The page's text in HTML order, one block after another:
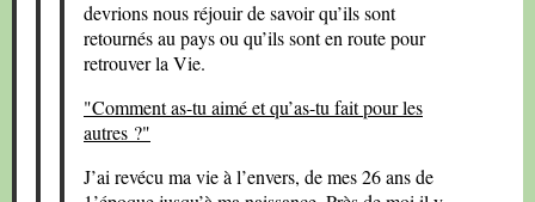
devrions nous réjouir de savoir qu’ils sont
retournés au pays ou qu’ils sont en route pour
retrouver la Vie.
"Comment as-tu aimé et qu’as-tu fait pour les
autres ?"
J’ai revécu ma vie à l’envers, de mes 26 ans de